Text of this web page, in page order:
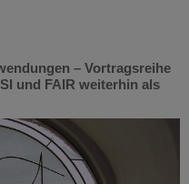
– Vortragsreihe
und FAIR weiterhin als